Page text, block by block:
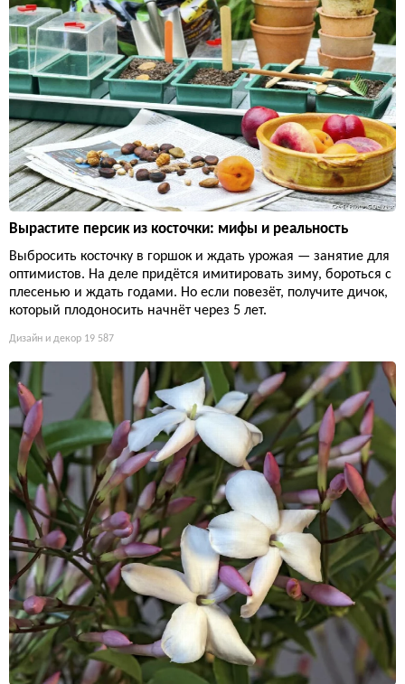
Вырастите персик из косточки: мифы и реальность
Выбросить косточку в горшок и ждать урожая — занятие для
оптимистов. На деле придётся имитировать зиму, бороться с
плесенью и ждать годами. Но если повезёт, получите дичок,
который плодоносить начнёт через 5 лет.
Дизайн и декор 19 587